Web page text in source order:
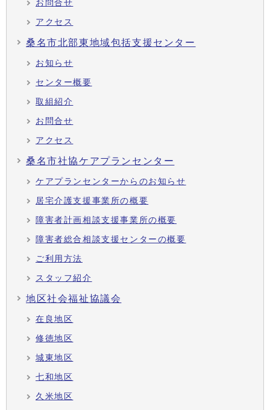
お問合せ
アクセス
桑名市北部東地域包括支援センター
お知らせ
センター概要
取組紹介
お問合せ
アクセス
桑名市社協ケアプランセンター
ケアプランセンターからのお知らせ
居宅介護支援事業所の概要
障害者計画相談支援事業所の概要
障害者総合相談支援センターの概要
ご利用方法
スタッフ紹介
地区社会福祉協議会
在良地区
修徳地区
城東地区
七和地区
久米地区